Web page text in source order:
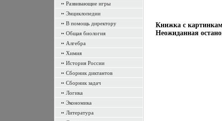
Развивающие игры
Энциклопедии
В помощь директору
Общая биология
Алгебра
Химия
История России
Сборник диктантов
Сборник задач
Логика
Экономика
Литература
Книжка с
Неожиданная